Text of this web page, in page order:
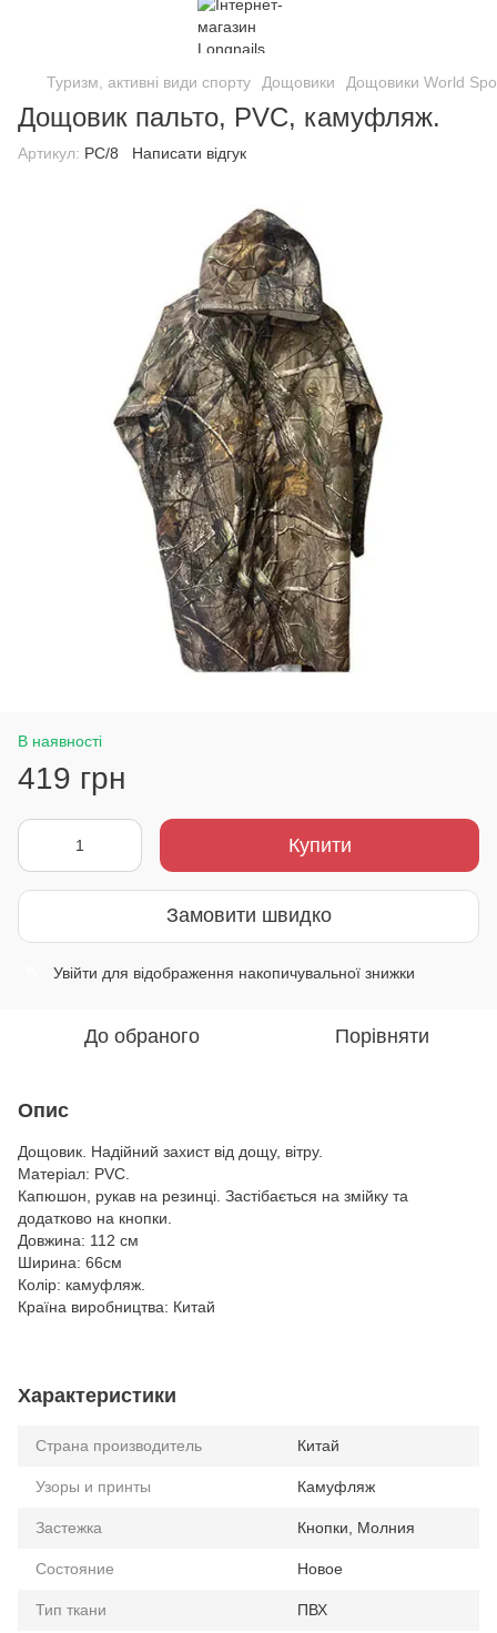
Туризм, активні види спорту Дощовики Дощовики World
Дощовик пальто, PVC, камуфляж.
Артикул: РС/8 Написати відгук
В наявності
419 грн
Купити
Замовити швидко
Увійти для відображення накопичувальної знижки
До обраного Порівняти
Опис
Дощовик. Надійний захист від дощу, вітру.
Матеріал: PVC.
Капюшон, рукав на резинці. Застібається на змійку та
додатково на кнопки.
Довжина: 112 см
Ширина: 66см
Колір: камуфляж.
Країна виробництва: Китай
Характеристики
Страна производитель Китай
Узоры и принты Камуфляж
Застежка Кнопки, Молния
Состояние Новое
Тип ткани ПВХ